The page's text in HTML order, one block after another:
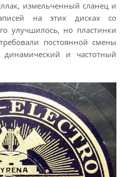
измельченный сланец и
на этих дисках со
улучшилось, но пластинки
постоянной смены
и частотный